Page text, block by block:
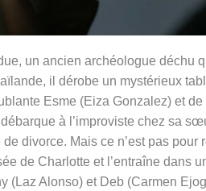
un ancien archéologue déchu
il dérobe un mystérieux
Esme (Eiza Gonzalez) et
à l’improviste chez sa
divorce. Mais ce n’est pas pour
de Charlotte et l’entraîne dans
(Laz Alonso) et Deb (Carmen